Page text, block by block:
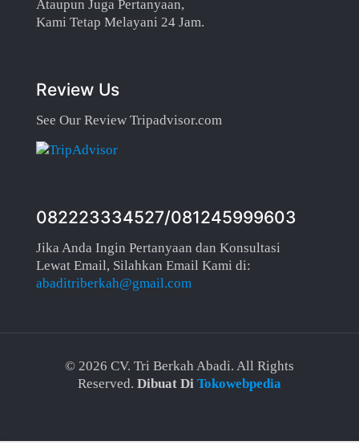
Ataupun Juga Pertanyaan,
Kami Tetap Melayani 24 Jam.
Review Us
See Our Review Tripadvisor.com
082223334527/081245999603
Jika Anda Ingin Pertanyaan dan Konsultasi
Lewat Email, Silahkan Email Kami di:
abaditriberkah@gmail.com
© 2026 CV. Tri Berkah Abadi. All Rights
Reserved. Dibuat Di Tokowebpedia